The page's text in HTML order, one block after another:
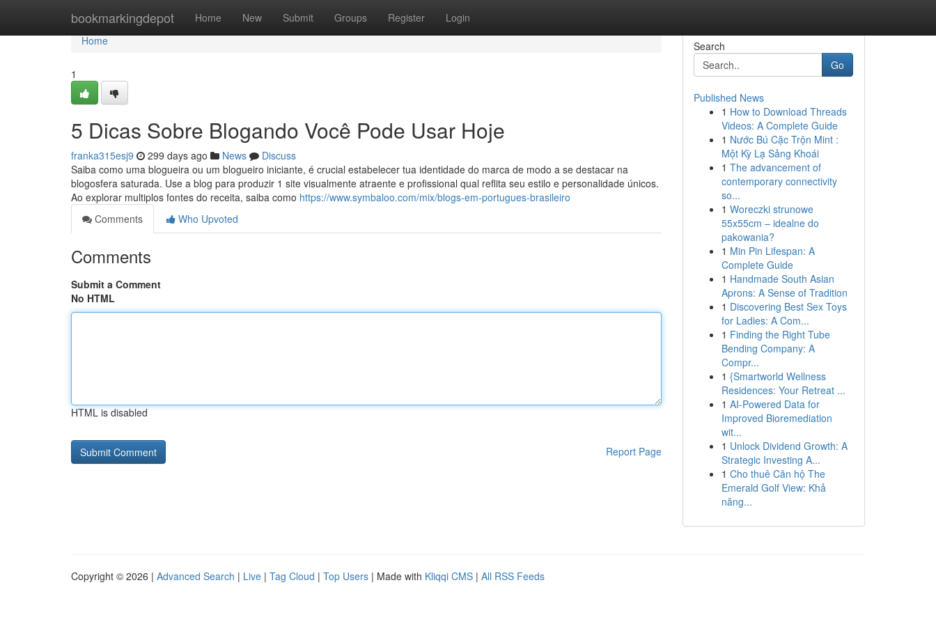
bookmarkingdepot Home New Submit Groups Register Login
Home
Home
1
5 Dicas Sobre Blogando Você Pode Usar Hoje
franka315esj9 299 days ago News
Discuss
Saiba como uma blogueira ou um blogueiro iniciante, é crucial estabelecer tua identidade do marca de modo a se destacar na
blogosfera saturada. Use a blog para produzir 1 site visualmente atraente e profissional qual reflita seu estilo e personalidade únicos.
Ao explorar multiplos fontes do receita, saiba como https://www.symbaloo.com/mix/blogs-em-portugues-brasileiro
Comments
Who Upvoted
Comments
Submit a Comment
No HTML
HTML is disabled
Report Page
Search
Go
Published News
1 How to Download Threads
Videos: A Complete Guide
1 Nước Bú Cặc Trộn Mint :
Một Kỳ Lạ Sảng Khoái
1 The advancement of
contemporary connectivity
so...
1 Woreczki strunowe
55x55cm – idealne do
pakowania?
1 Min Pin Lifespan: A
Complete Guide
1 Handmade South Asian
Aprons: A Sense of Tradition
1 Discovering Best Sex Toys
for Ladies: A Com...
1 Finding the Right Tube
Bending Company: A
Compr...
1 {Smartworld Wellness
Residences: Your Retreat ...
1 AI-Powered Data for
Improved Bioremediation
wit...
1 Unlock Dividend Growth: A
Strategic Investing A...
1 Cho thuê Căn hộ The
Emerald Golf View: Khả
năng...
Copyright © 2026 | Advanced Search | Live | Tag Cloud | Top Users | Made with Kliqqi CMS | All RSS Feeds